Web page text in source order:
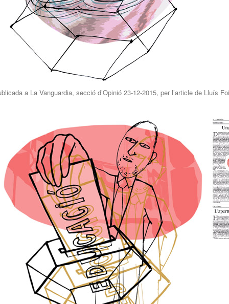
a La Vanguardia, secció d’Opinió 23-12-2015, per l’article de Lluís